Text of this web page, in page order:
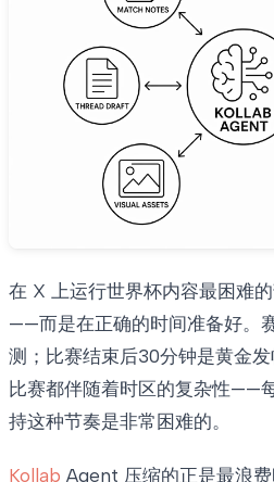
在 X 上运行世界杯内容最困难
——而是在正确的时间准备好。
测；比赛结束后30分钟是黄金
比赛都伴随着时区的复杂性——
持这种节奏是非常困难的。
Kollab Agent 压缩的正是最浪费